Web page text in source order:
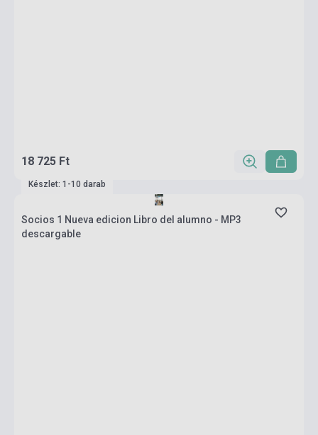
18 725 Ft
Készlet: 1-10 darab
Socios 1 Nueva edicion Libro del alumno - MP3
descargable